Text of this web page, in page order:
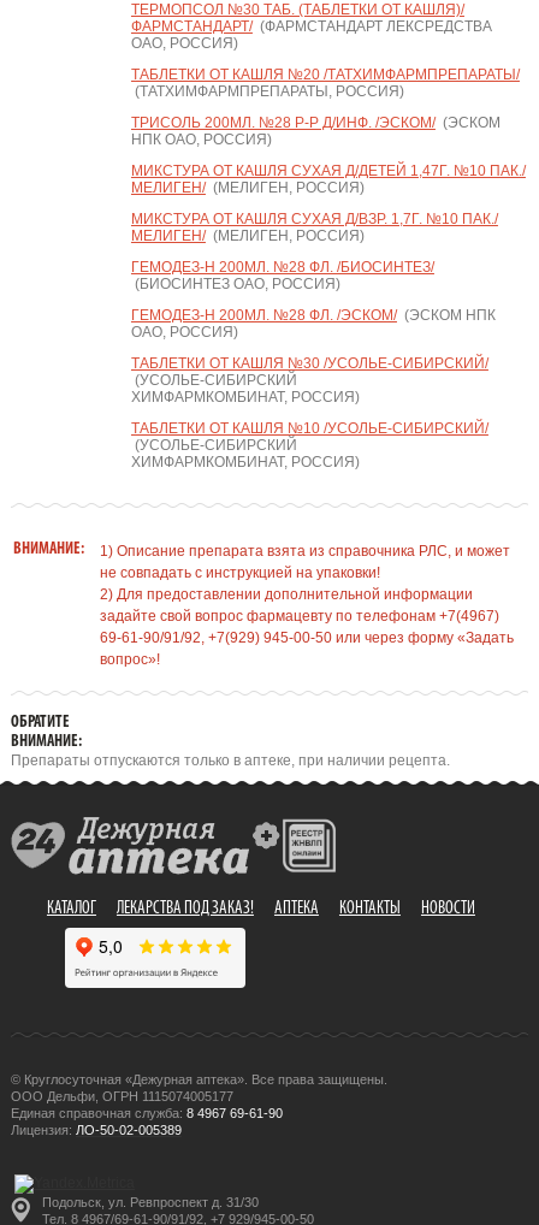
ТЕРМОПСОЛ №30 ТАБ. (ТАБЛЕТКИ ОТ КАШЛЯ)/
ФАРМСТАНДАРТ/(ФАРМСТАНДАРТ ЛЕКСРЕДСТВА
ОАО, РОССИЯ)
ТАБЛЕТКИ ОТ КАШЛЯ №20 /ТАТХИМФАРМПРЕПАРАТЫ/
(ТАТХИМФАРМПРЕПАРАТЫ, РОССИЯ)
ТРИСОЛЬ 200МЛ. №28 Р-Р Д/ИНФ. /ЭСКОМ/(ЭСКОМ
НПК ОАО, РОССИЯ)
МИКСТУРА ОТ КАШЛЯ СУХАЯ Д/ДЕТЕЙ 1,47Г. №10 ПАК./
МЕЛИГЕН/(МЕЛИГЕН, РОССИЯ)
МИКСТУРА ОТ КАШЛЯ СУХАЯ Д/ВЗР. 1,7Г. №10 ПАК./
МЕЛИГЕН/(МЕЛИГЕН, РОССИЯ)
ГЕМОДЕЗ-Н 200МЛ. №28 ФЛ. /БИОСИНТЕЗ/
(БИОСИНТЕЗ ОАО, РОССИЯ)
ГЕМОДЕЗ-Н 200МЛ. №28 ФЛ. /ЭСКОМ/(ЭСКОМ НПК
ОАО, РОССИЯ)
ТАБЛЕТКИ ОТ КАШЛЯ №30 /УСОЛЬЕ-СИБИРСКИЙ/
(УСОЛЬЕ-СИБИРСКИЙ
ХИМФАРМКОМБИНАТ, РОССИЯ)
ТАБЛЕТКИ ОТ КАШЛЯ №10 /УСОЛЬЕ-СИБИРСКИЙ/
(УСОЛЬЕ-СИБИРСКИЙ
ХИМФАРМКОМБИНАТ, РОССИЯ)
ВНИМАНИЕ:
1) Описание препарата взята из справочника РЛС, и может
не совпадать с инструкцией на упаковки!
2) Для предоставлении дополнительной информации
задайте свой вопрос фармацевту по телефонам +7(4967)
69-61-90/91/92, +7(929) 945-00-50 или через форму «Задать
вопрос»!
ОБРАТИТЕ
ВНИМАНИЕ:
Препараты отпускаются только в аптеке, при наличии рецепта.
КАТАЛОГ ЛЕКАРСТВА ПОД ЗАКАЗ! АПТЕКА КОНТАКТЫ НОВОСТИ
© Круглосуточная «Дежурная аптека». Все права защищены.
ООО Дельфи, ОГРН 1115074005177
Единая справочная служба: 8 4967 69-61-90
Лицензия: ЛО-50-02-005389
Подольск, ул. Ревпроспект д. 31/30
Тел. 8 4967/69-61-90/91/92, +7 929/945-00-50